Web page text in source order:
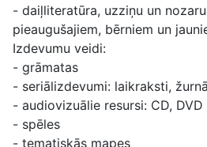
- daiļliteratūra, uzziņu un
pieaugušajiem, bērniem un
Izdevumu veidi:
- grāmatas
- seriālizdevumi: laikraksti,
- audiovizuālie resursi: CD, DVD
- spēles
- tematiskās mapes